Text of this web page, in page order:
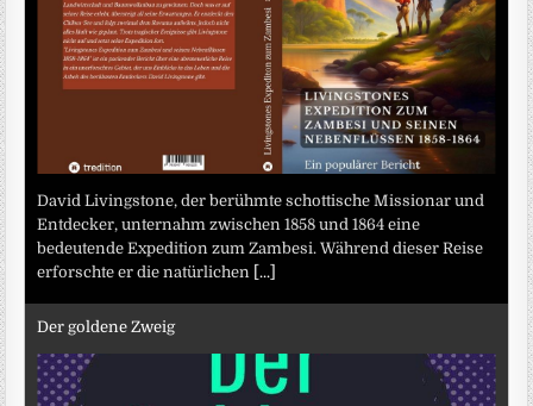
David Livingstone, der berühmte schottische Missionar und
Entdecker, unternahm zwischen 1858 und 1864 eine
bedeutende Expedition zum Zambesi. Während dieser Reise
erforschte er die natürlichen
[...]
Der goldene Zweig